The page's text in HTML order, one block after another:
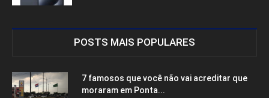
POSTS MAIS POPULARES
7 famosos que você não vai acreditar que
moraram em Ponta...